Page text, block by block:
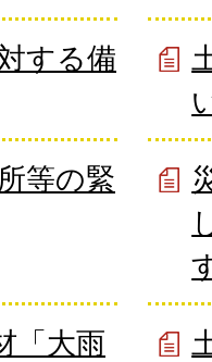
する備
等の緊
「大雨